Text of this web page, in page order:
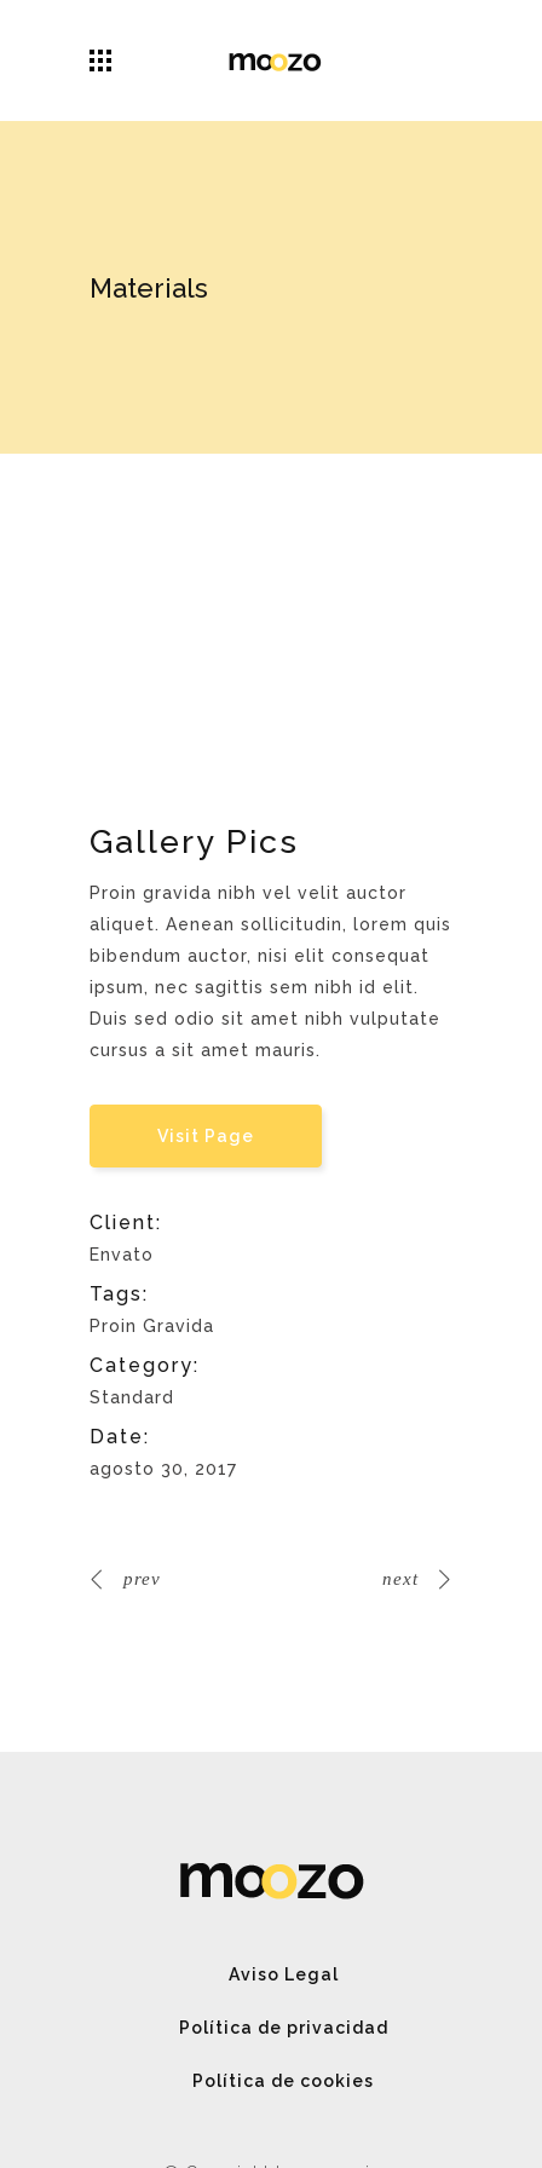
Materials
Gallery Pics
Proin gravida nibh vel velit auctor
aliquet. Aenean sollicitudin, lorem quis
bibendum auctor, nisi elit consequat
ipsum, nec sagittis sem nibh id elit.
Duis sed odio sit amet nibh vulputate
cursus a sit amet mauris.
Visit Page
Client:
Envato
Tags:
Proin Gravida
Category:
Standard
Date:
agosto 30, 2017
prev next
Aviso Legal
Política de privacidad
Política de cookies